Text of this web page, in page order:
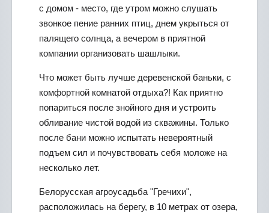
с домом - место, где утром можно слушать
звонкое пение ранних птиц, днем укрыться от
палящего солнца, а вечером в приятной
компании организовать шашлыки.
Что может быть лучше деревенской баньки, с
комфортной комнатой отдыха?! Как приятно
попариться после знойного дня и устроить
обливание чистой водой из скважины. Только
после бани можно испытать невероятный
подъем сил и почувствовать себя моложе на
несколько лет.
Белорусская агроусадьба "Гречихи",
расположилась на берегу, в 10 метрах от озера,